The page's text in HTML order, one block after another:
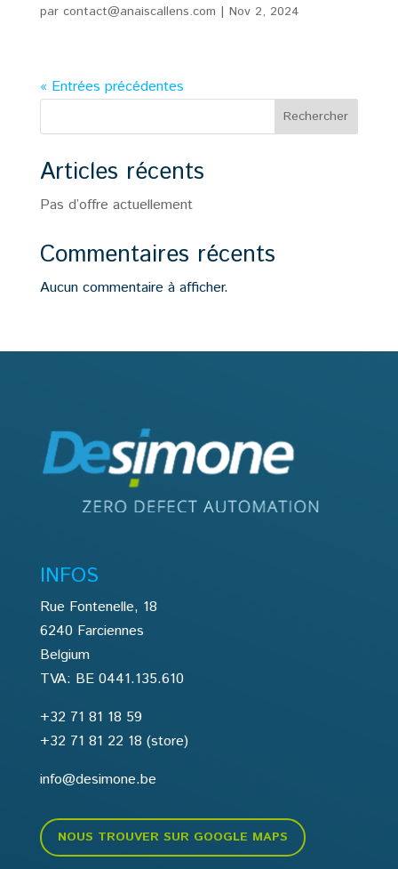
par contact@anaiscallens.com | Nov 2, 2024
« Entrées précédentes
Rechercher
Articles récents
Pas d’offre actuellement
Commentaires récents
Aucun commentaire à afficher.
INFOS
Rue Fontenelle, 18
6240 Farciennes
Belgium
TVA: BE 0441.135.610
+32 71 81 18 59
+32 71 81 22 18 (store)
info@desimone.be
NOUS TROUVER SUR GOOGLE MAPS